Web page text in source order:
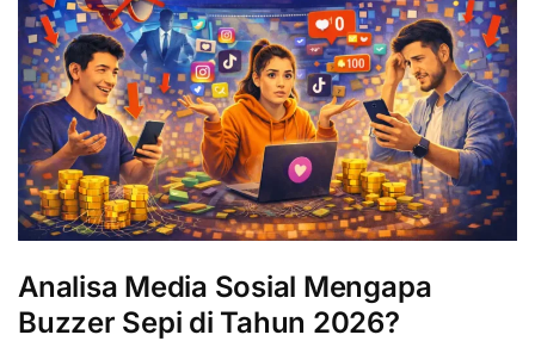
Analisa Media Sosial Mengapa
Buzzer Sepi di Tahun 2026?